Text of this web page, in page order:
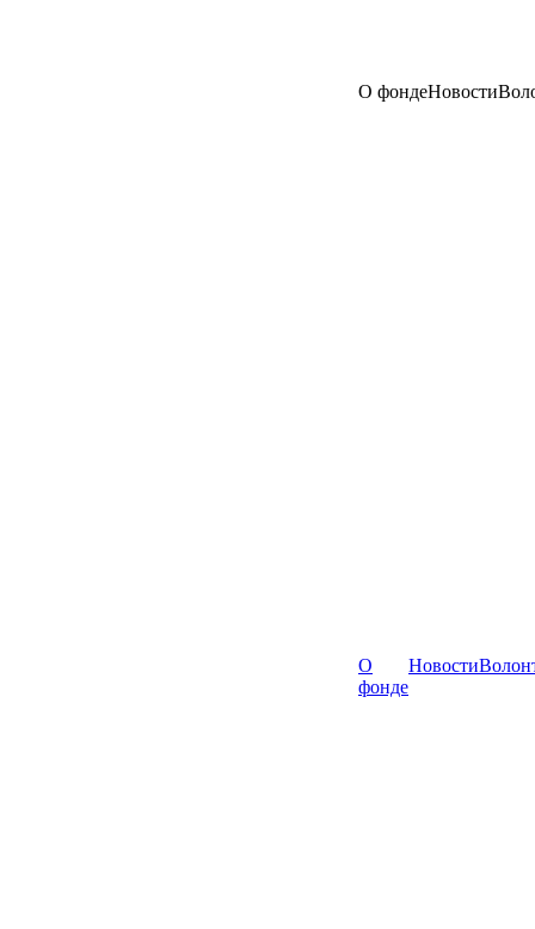
О фондеНовости
О
фонде
Новости